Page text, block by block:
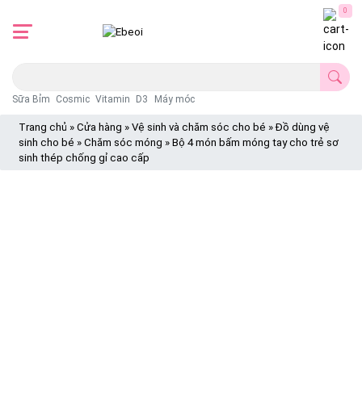
Sữa Bỉm Cosmic Vitamin D3 Máy móc
0
Trang chủ »Cửa hàng »Vệ sinh và chăm sóc cho bé »Đồ dùng vệ
sinh cho bé »Chăm sóc móng »Bộ 4 món bấm móng tay cho trẻ sơ
sinh thép chống gỉ cao cấp